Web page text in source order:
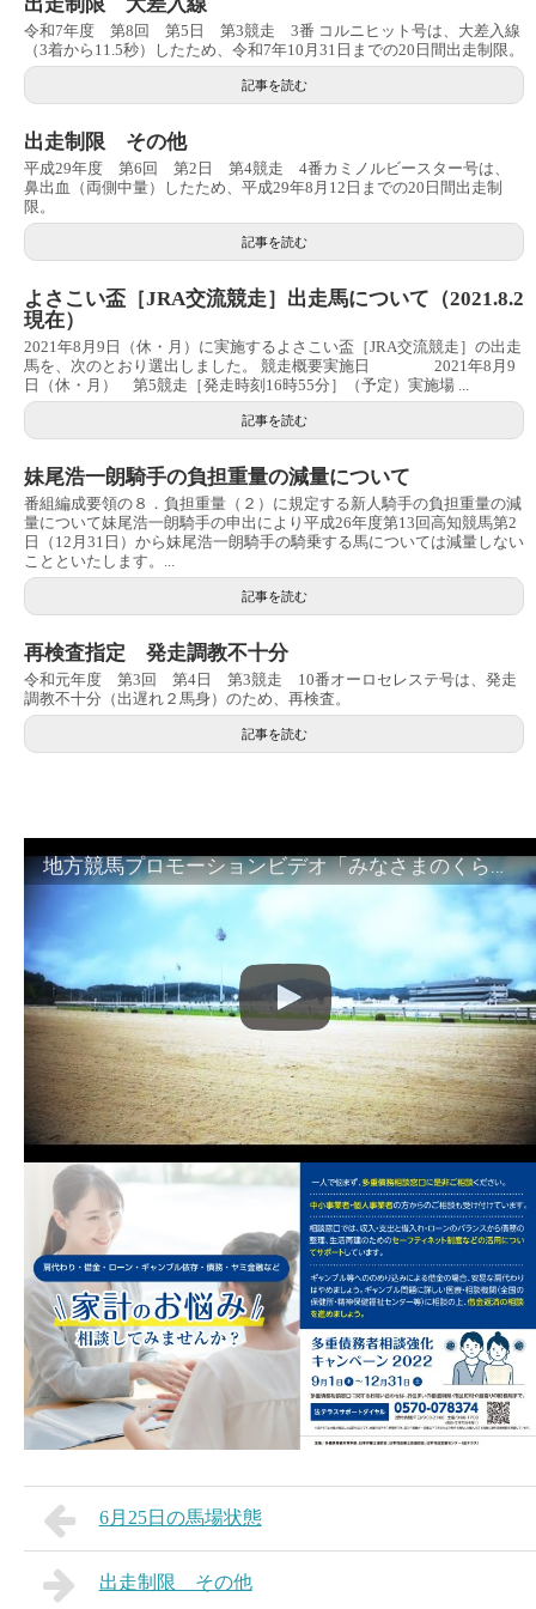
令和7年度 第8回 第5日 第3競走 3番 コルニヒット号は、大差入線
（3着から11.5秒）したため、令和7年10月31日までの20日間出走制限。
記事を読む
出走制限 その他
平成29年度 第6回 第2日 第4競走 4番カミノルビースター号は、
鼻出血（両側中量）したため、平成29年8月12日までの20日間出走制
限。
記事を読む
よさこい盃［JRA交流競走］出走馬について（2021.8.2
現在）
2021年8月9日（休・月）に実施するよさこい盃［JRA交流競走］の出走
馬を、次のとおり選出しました。 競走概要実施日 2021年8月9
日（休・月） 第5競走［発走時刻16時55分］（予定）実施場 ...
記事を読む
妹尾浩一朗騎手の負担重量の減量について
番組編成要領の８．負担重量（２）に規定する新人騎手の負担重量の減
量について妹尾浩一朗騎手の申出により平成26年度第13回高知競馬第2
日（12月31日）から妹尾浩一朗騎手の騎乗する馬については減量しない
ことといたします。...
記事を読む
再検査指定 発走調教不十分
令和元年度 第3回 第4日 第3競走 10番オーロセレステ号は、発走
調教不十分（出遅れ２馬身）のため、再検査。
記事を読む
地方競馬プロモーションビデオ「みなさまのくらしのために」30秒篇｜NAR公式
6月25日の馬場状態
出走制限 その他